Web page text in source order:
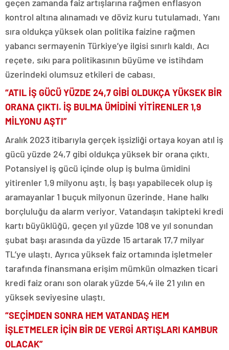
geçen zamanda faiz artışlarına rağmen enflasyon
kontrol altına alınamadı ve döviz kuru tutulamadı. Yanı
sıra oldukça yüksek olan politika faizine rağmen
yabancı sermayenin Türkiye’ye ilgisi sınırlı kaldı. Acı
reçete, sıkı para politikasının büyüme ve istihdam
üzerindeki olumsuz etkileri de cabası.
“ATIL İŞ GÜCÜ YÜZDE 24,7 GİBİ OLDUKÇA YÜKSEK BİR
ORANA ÇIKTI. İŞ BULMA ÜMİDİNİ YİTİRENLER 1,9
MİLYONU AŞTI”
Aralık 2023 itibarıyla gerçek işsizliği ortaya koyan atıl iş
gücü yüzde 24,7 gibi oldukça yüksek bir orana çıktı.
Potansiyel iş gücü içinde olup iş bulma ümidini
yitirenler 1,9 milyonu aştı. İş başı yapabilecek olup iş
aramayanlar 1 buçuk milyonun üzerinde. Hane halkı
borçluluğu da alarm veriyor. Vatandaşın takipteki kredi
kartı büyüklüğü, geçen yıl yüzde 108 ve yıl sonundan
şubat başı arasında da yüzde 15 artarak 17,7 milyar
TL’ye ulaştı. Ayrıca yüksek faiz ortamında işletmeler
tarafında finansmana erişim mümkün olmazken ticari
kredi faiz oranı son olarak yüzde 54,4 ile 21 yılın en
yüksek seviyesine ulaştı.
“SEÇİMDEN SONRA HEM VATANDAŞ HEM
İŞLETMELER İÇİN BİR DE VERGİ ARTIŞLARI KAMBUR
OLACAK”